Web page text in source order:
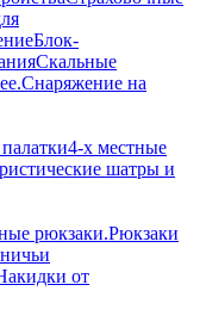
Блок-
Скальные
Снаряжение на
4-х местные
шатры и
рюкзаки.Рюкзаки
от